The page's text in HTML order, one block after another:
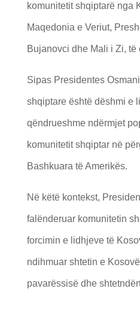
komunitetit shqiptarë nga
Maqedonia e Veriut,
Bujanovci dhe Mali i Zi,
Sipas Presidentes
shqiptare është dëshmi e
qëndrueshme ndërmjet
komunitetit shqiptar në
Bashkuara të Amerikës.
Në këtë kontekst,
falënderuar komunitetin
forcimin e lidhjeve të
ndihmuar shtetin e
pavarëssisë dhe